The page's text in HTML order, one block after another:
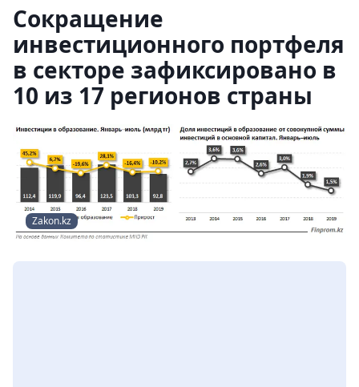
Сокращение
инвестиционного портфеля
в секторе зафиксировано в
10 из 17 регионов страны
Zakon.kz